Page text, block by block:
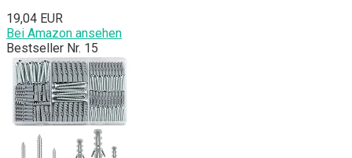
19,04 EUR
Bei Amazon ansehen
Bestseller Nr. 15